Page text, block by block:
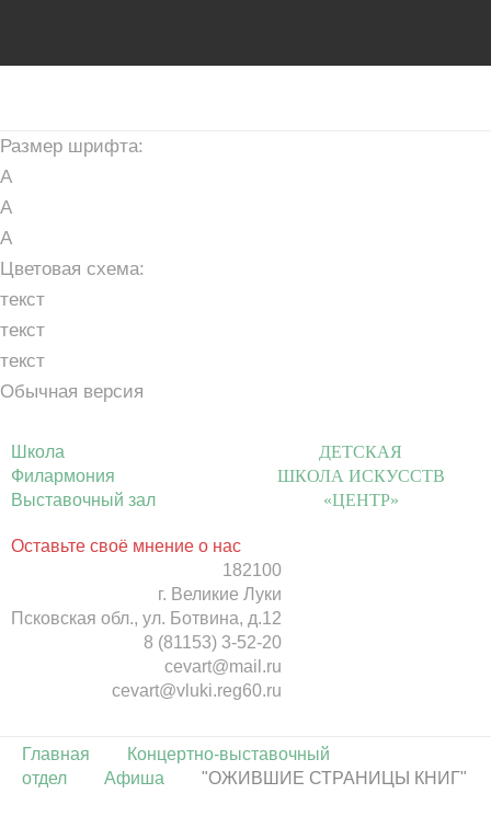
Размер шрифта:
A
A
A
Цветовая схема:
текст
текст
текст
Обычная версия
Школа
Филармония
Выставочный зал
Оставьте своё мнение о нас
ДЕТСКАЯ
ШКОЛА ИСКУССТВ
«ЦЕНТР»
182100
г. Великие Луки
Псковская обл., ул. Ботвина, д.12
8 (81153) 3-52-20
cevart@mail.ru
cevart@vluki.reg60.ru
Главная
Концертно-выставочный
отдел
Афиша "ОЖИВШИЕ СТРАНИЦЫ КНИГ"